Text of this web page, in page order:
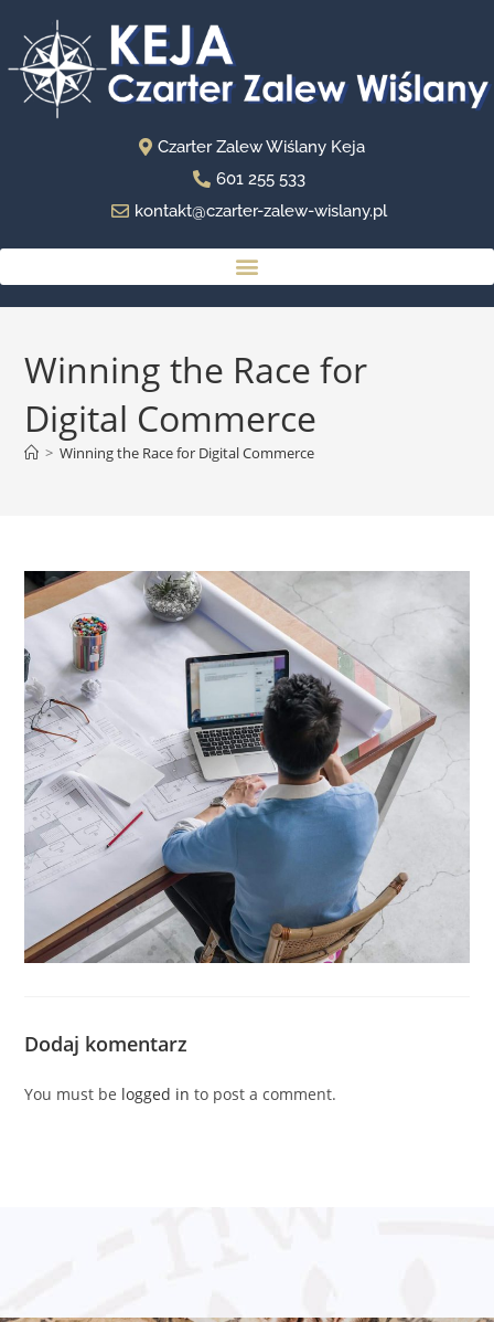
Czarter Zalew Wiślany Keja
601 255 533
kontakt@czarter-zalew-wislany.pl
Winning the Race for
Digital Commerce
> Winning the Race for Digital Commerce
Dodaj komentarz
You must be logged in to post a comment.